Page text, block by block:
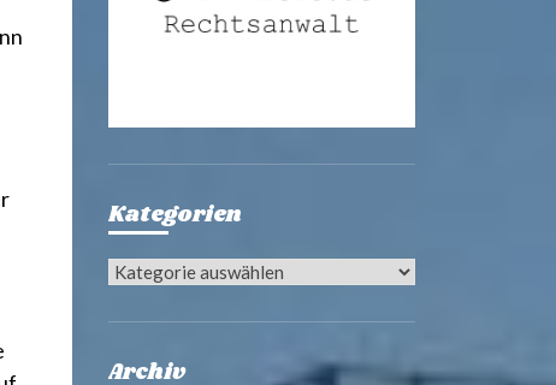
Kategorien
Kategorien
Archiv